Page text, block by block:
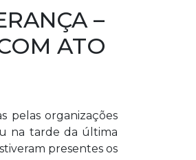
–
ATO
pelas organizações
na tarde da última
presentes os